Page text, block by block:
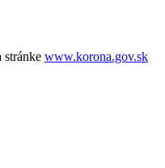
stránke www.korona.gov.sk